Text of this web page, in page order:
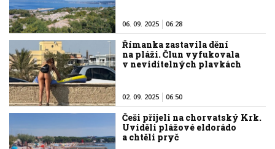
06. 09. 2025 06:28
Římanka zastavila dění
na pláži. Člun vyfukovala
v neviditelných plavkách
02. 09. 2025 06:50
Češi přijeli na chorvatský Krk.
Uviděli plážové eldorádo
a chtěli pryč